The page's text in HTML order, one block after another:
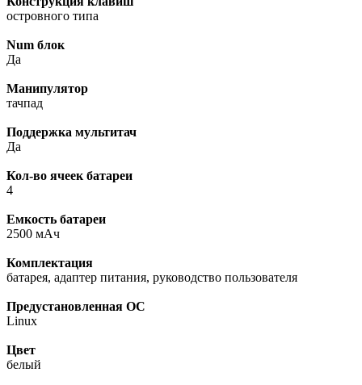
островного типа
Num блок
Да
Манипулятор
тачпад
Поддержка мультитач
Да
Кол-во ячеек батареи
4
Емкость батареи
2500 мАч
Комплектация
батарея, адаптер питания, руководство пользователя
Предустановленная ОС
Linux
Цвет
белый